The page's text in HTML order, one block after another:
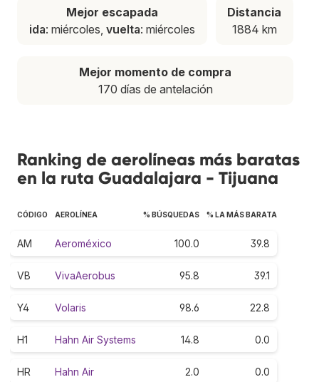
Mejor escapada
ida: miércoles, vuelta: miércoles
Distancia
1884 km
Mejor momento de compra
170 días de antelación
Ranking de aerolíneas más baratas
en la ruta Guadalajara - Tijuana
CÓDIGO AEROLÍNEA % BÚSQUEDAS % LA MÁS BARATA
AM Aeroméxico 100.0 39.8
VB VivaAerobus 95.8 39.1
Y4 Volaris 98.6 22.8
H1 Hahn Air Systems 14.8 0.0
HR Hahn Air 2.0 0.0